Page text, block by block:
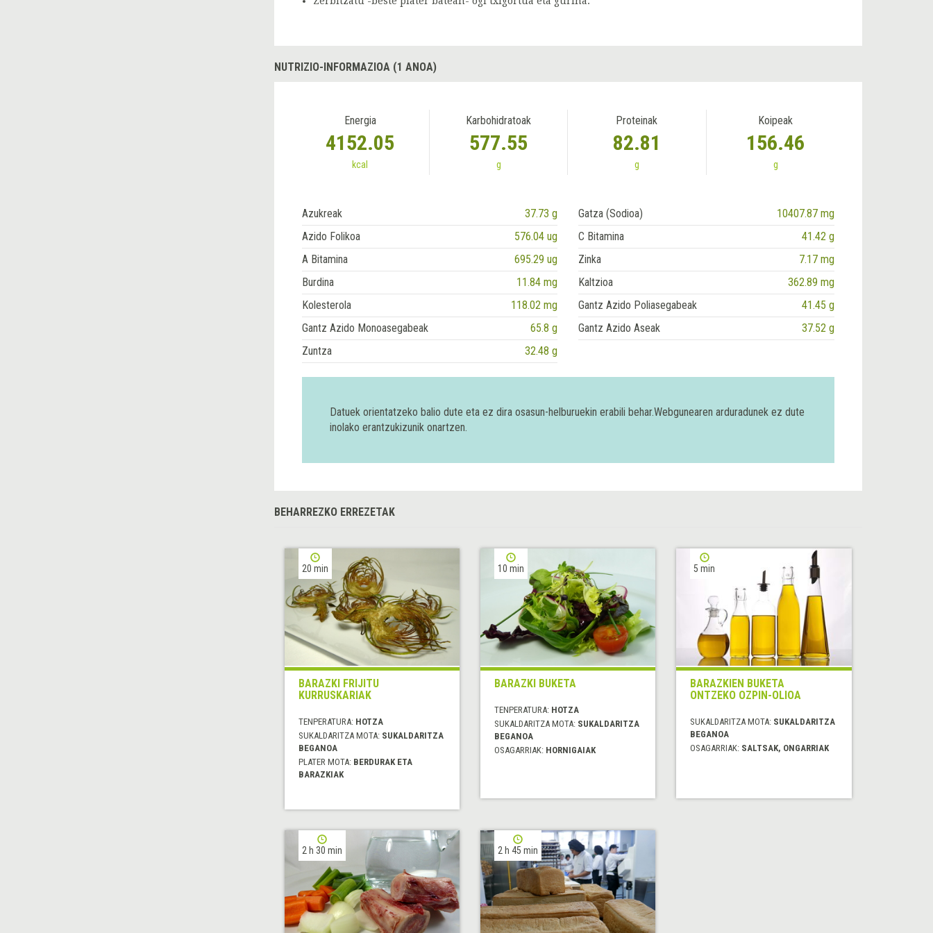
NUTRIZIO-INFORMAZIOA (1 ANOA)
Energia
4152.05
kcal
Karbohidratoak
577.55
g
Proteinak
82.81
g
Koipeak
156.46
g
Azukreak 37.73 g Gatza (Sodioa)
10407.87 mg
Azido Folikoa
576.04 ug C Bitamina
41.42 g
A Bitamina
695.29 ug Zinka
7.17 mg
Burdina
11.84 mg Kaltzioa
362.89 mg
Kolesterola
118.02 mg Gantz Azido Poliasegabeak
41.45 g
Gantz Azido Monoasegabeak
65.8 g Gantz Azido Aseak
37.52 g
Zuntza
32.48 g
Datuek orientatzeko balio dute eta ez dira osasun-helburuekin erabili behar.Webgunearen arduradunek ez dute
inolako erantzukizunik onartzen.
BEHARREZKO ERREZETAK
20 min
BARAZKI FRIJITU
KURRUSKARIAK
TENPERATURA: HOTZA
SUKALDARITZA MOTA: SUKALDARITZA
BEGANOA
PLATER MOTA: BERDURAK ETA
BARAZKIAK
10 min
BARAZKI BUKETA
TENPERATURA: HOTZA
SUKALDARITZA MOTA: SUKALDARITZA
BEGANOA
OSAGARRIAK: HORNIGAIAK
5 min
BARAZKIEN BUKETA
ONTZEKO OZPIN-OLIOA
SUKALDARITZA MOTA: SUKALDARITZA
BEGANOA
OSAGARRIAK: SALTSAK, ONGARRIAK
2 h 30 min 2 h 45 min